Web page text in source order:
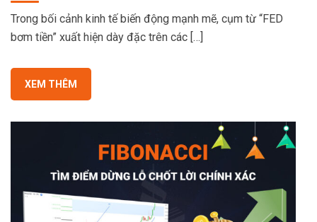
Trong bối cảnh kinh tế biến động mạnh mẽ, cụm từ “FED
bơm tiền” xuất hiện dày đặc trên các […]
XEM THÊM